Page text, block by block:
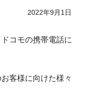
2022年9月1日
コモの携帯電話に
客様に向けた様々